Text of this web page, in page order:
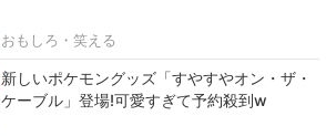
おもしろ・笑える
新しいポケモングッズ「すやすやオン・ザ・
ケーブル」登場!可愛すぎて予約殺到w